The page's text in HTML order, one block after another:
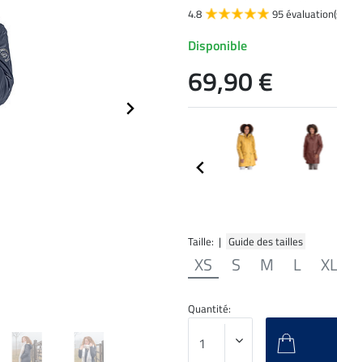
Taille: | Guide des tailles
XS S M L XL
4.8
95
Disponible
69,90 €
Quantité: